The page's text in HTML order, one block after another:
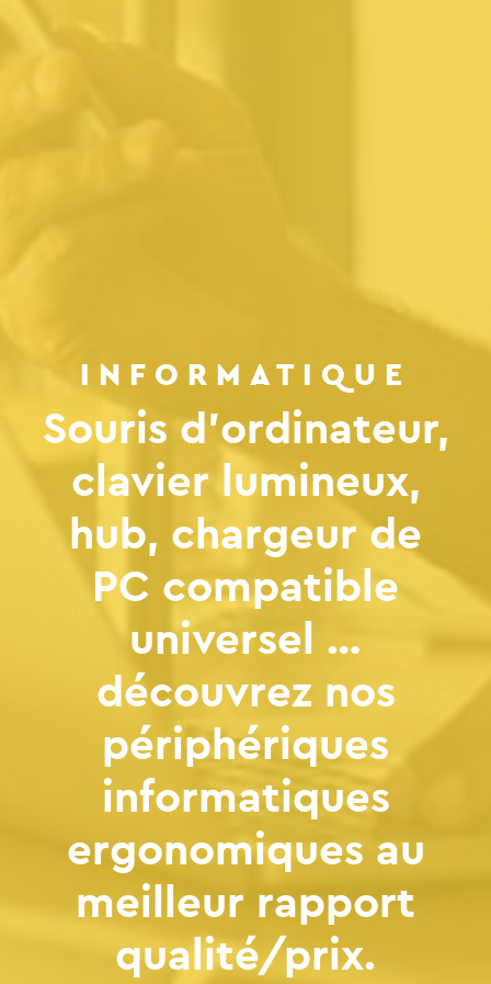
INFORMATIQUE
Souris d’ordinateur,
clavier lumineux,
hub, chargeur de
PC compatible
universel …
découvrez nos
périphériques
informatiques
ergonomiques au
meilleur rapport
qualité/prix.